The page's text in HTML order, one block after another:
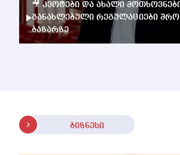
🎥 კვოტები და ახალი
განახლებული რეგულაციები
ბაზარზე
ბიზნესი